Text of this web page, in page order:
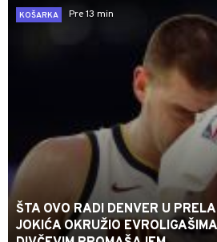
KOŠARKA
Pre 13 min
ŠTA OVO RADI DENVER U
JOKIĆA OKRUŽIO